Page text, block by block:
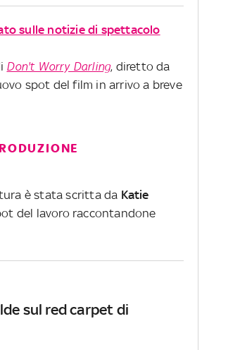
sulle notizie di spettacolo
Don't Worry Darling, diretto da
spot del film in arrivo a breve
è stata scritta da Katie
del lavoro raccontandone
sul red carpet di